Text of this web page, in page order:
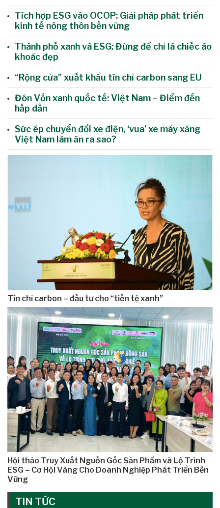
Tích hợp ESG vào OCOP: Giải pháp phát triển
kinh tế nông thôn bền vững
Thành phố xanh và ESG: Đừng để chỉ là chiếc áo
khoác đẹp
“Rộng cửa” xuất khẩu tín chỉ carbon sang EU
Đón Vốn xanh quốc tế: Việt Nam – Điểm đến
hấp dẫn
Sức ép chuyển đổi xe điện, ‘vua’ xe máy xăng
Việt Nam làm ăn ra sao?
Tín chỉ carbon – đầu tư cho “tiền tệ xanh”
Hội thảo Truy Xuất Nguồn Gốc Sản Phẩm và Lộ Trình
ESG – Cơ Hội Vàng Cho Doanh Nghiệp Phát Triển Bền
Vững
TIN TỨC